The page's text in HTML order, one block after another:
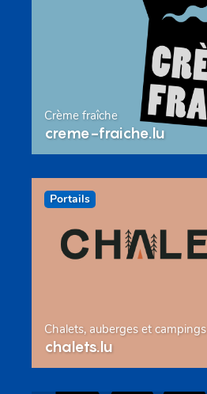
Crème fraîche
creme-fraiche.lu
Portails
Chalets, auberges et campings
chalets.lu